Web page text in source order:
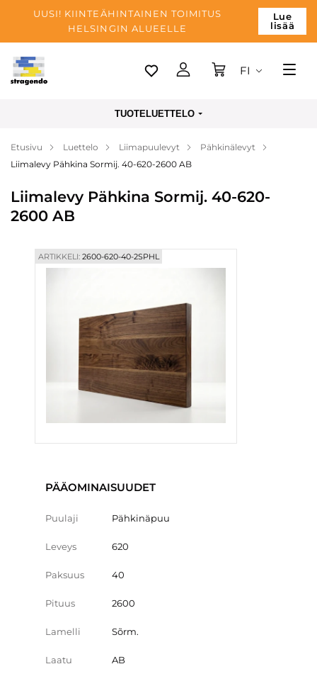
UUSI! KIINTEÄHINTAINEN TOIMITUS
HELSINGIN ALUEELLE
Lue
lisää
Tallinn
Maksu
Blogi
FI
TUOTELUETTELO
Etusivu Luettelo Liimapuulevyt
Pähkinälevyt
Liimalevy Pähkina Sormij. 40-620-2600 AB
Liimalevy Pähkina Sormij. 40-620-
2600 AB
ARTIKKELI:2600-620-40-2SPHL
PÄÄOMINAISUUDET
Puulaji Pähkinäpuu
Leveys 620
Paksuus 40
Pituus 2600
Lamelli Sõrm.
Laatu AB